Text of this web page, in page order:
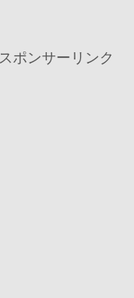
スポンサーリンク